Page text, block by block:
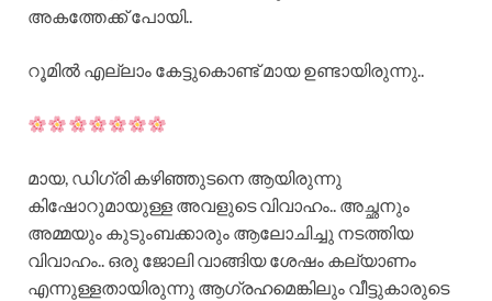
അകത്തേക്ക് പോയി..
റൂമിൽ എല്ലാം കേട്ടുകൊണ്ട് മായ ഉണ്ടായിരുന്നു..
മായ, ഡിഗ്രി കഴിഞ്ഞുടനെ ആയിരുന്നു
കിഷോറുമായുള്ള അവളുടെ വിവാഹം.. അച്ഛനും
അമ്മയും കുടുംബക്കാരും ആലോചിച്ചു നടത്തിയ
വിവാഹം.. ഒരു ജോലി വാങ്ങിയ ശേഷം കല്യാണം
എന്നുള്ളതായിരുന്നു ആഗ്രഹമെങ്കിലും വീട്ടുകാരുടെ